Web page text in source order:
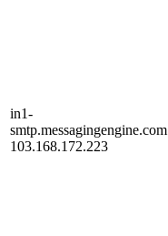
in1-
smtp.messagingengine.com
103.168.172.223